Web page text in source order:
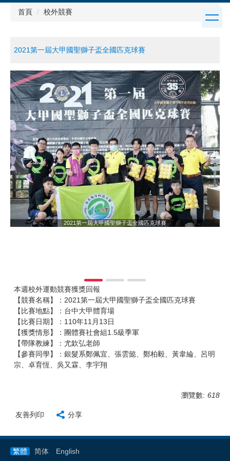
區
首頁 校外競賽
2021第一屆大甲國聖獅子盃全國匹克球賽
2021第一屆大甲國聖獅子盃全國匹克球賽
本週校外運動競賽獲獎回報
【競賽名稱】：2021第一屆大甲國聖獅子盃全國匹克球賽
【比賽地點】：台中大甲體育場
【比賽日期】：110年11月13日
【獲獎情形】：團體賽社會組1.5級季軍
【帶隊教練】：尤欽弘老師
【參賽同學】：銀髮系鄭佩宜、張雲懿、鄭柏毅、黃韋綸、呂明
宗、卓育恆、吳又霖、李宇翔
瀏覽數: 618
友善列印 分享
繁體 简体 English